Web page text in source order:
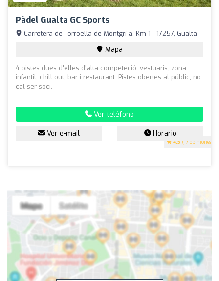
Pàdel Gualta GC Sports
4.5 (17 opiniones)
Carretera de Torroella de Montgrí a, Km 1 - 17257, Gualta
Mapa
4 pistes dues d'elles d'alta competeció, vestuaris, zona
infantil, chill out, bar i restaurant. Pistes obertes al públic, no
cal ser soci.
Ver teléfono
Ver e-mail Horario